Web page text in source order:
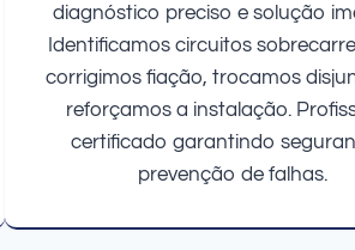
diagnóstico preciso e solução
Identificamos circuitos
corrigimos fiação, trocamos
reforçamos a instalação.
certificado garantindo
prevenção de falhas.